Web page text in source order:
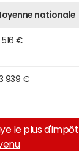
nationale
516 €
939 €
le plus d'impôt